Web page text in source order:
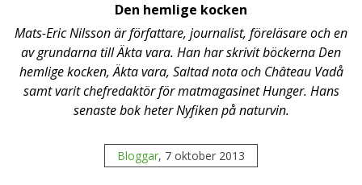
Den hemlige kocken
Mats-Eric Nilsson är författare, journalist, föreläsare och en
av grundarna till Äkta vara. Han har skrivit böckerna Den
hemlige kocken, Äkta vara, Saltad nota och Château Vadå
samt varit chefredaktör för matmagasinet Hunger. Hans
senaste bok heter Nyfiken på naturvin.
Bloggar, 7 oktober 2013